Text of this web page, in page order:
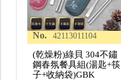
No. 42113011104
(乾燥粉)綠貝 304不鏽
鋼春氛餐具組(湯匙+筷
子+收納袋)GBK